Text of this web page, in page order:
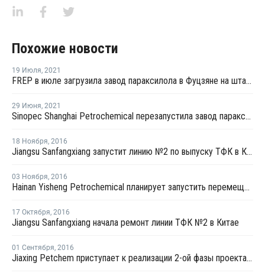
Похожие новости
19 Июля, 2021
FREP в июле загрузила завод параксилола в Фуцзяне на штатном уровне
29 Июня, 2021
Sinopec Shanghai Petrochemical перезапустила завод параксилола № 1 после планового ремонта
18 Ноября, 2016
Jiangsu Sanfangxiang запустит линию №2 по выпуску ТФК в Китае на этой неделе
03 Ноября, 2016
Hainan Yisheng Petrochemical планирует запустить перемещенный завод ПЭТ в марте 2017 года
17 Октября, 2016
Jiangsu Sanfangxiang начала ремонт линии ТФК №2 в Китае
01 Сентября, 2016
Jiaxing Petchem приступает к реализации 2-ой фазы проекта по наращиванию мощностей ТФК в Китае